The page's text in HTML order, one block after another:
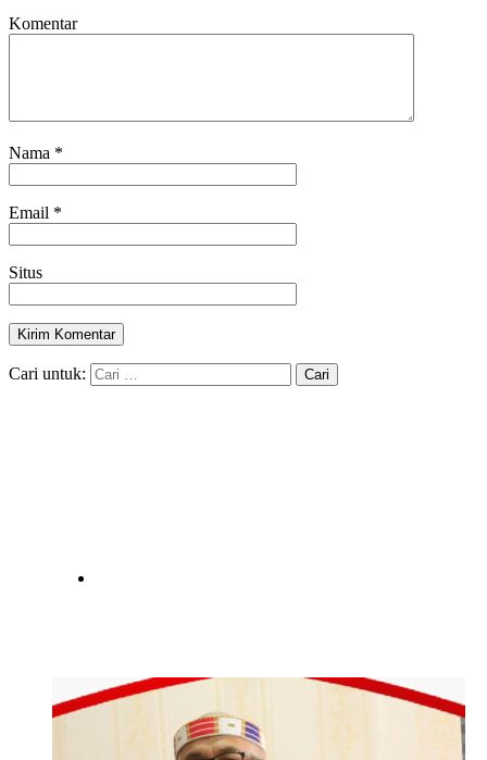
Komentar
Nama *
Email *
Situs
Cari untuk: